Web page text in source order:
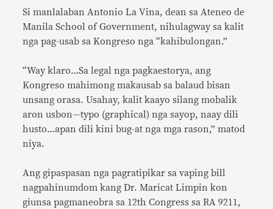
Si manlalaban Antonio La Vina, dean sa Ateneo de
Manila School of Government, nihulagway sa kalit
nga pag-usab sa Kongreso nga “kahibulongan.”
“Way klaro…Sa legal nga pagkaestorya, ang
Kongreso mahimong makausab sa balaud bisan
unsang orasa. Usahay, kalit kaayo silang mobalik
aron usbon—typo (graphical) nga sayop, naay dili
husto…apan dili kini bug-at nga mga rason,” matod
niya.
Ang gipaspasan nga pagratipikar sa vaping bill
nagpahinumdom kang Dr. Maricat Limpin kon
giunsa pagmaneobra sa 12th Congress sa RA 9211,